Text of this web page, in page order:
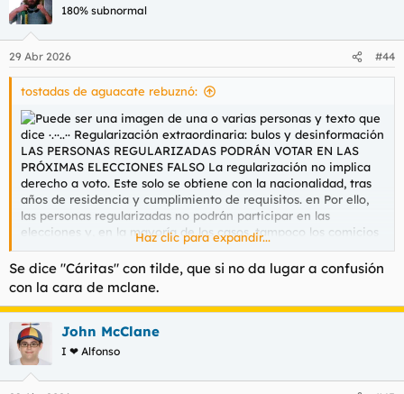
La gorrina mi estimado, la gorrina
K#rma gorrona
180% subnormal
29 Abr 2026 #44
tostadas de aguacate rebuznó:
Haz clic para expandir...
Se dice "Cáritas" con tilde, que si no da lugar a confusión
con la cara de mclane.
John McClane
I ❤ Alfonso